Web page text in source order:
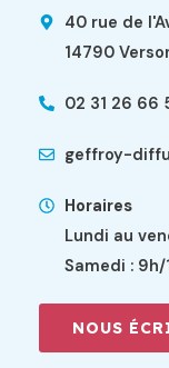
40 rue de
14790
02 31 26 66
geffroy-
Horaires
Lundi au
Samedi : 9h/
NOUS